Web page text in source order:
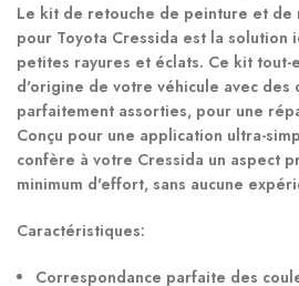
Le kit de retouche de peinture et de
pour Toyota Cressida est la
petites rayures et éclats. Ce kit tout-
d'origine de votre véhicule avec des
parfaitement assorties, pour une
Conçu pour une application ultra-
confère à votre Cressida un aspect
minimum d'effort, sans aucune
Caractéristiques:
Correspondance parfaite des